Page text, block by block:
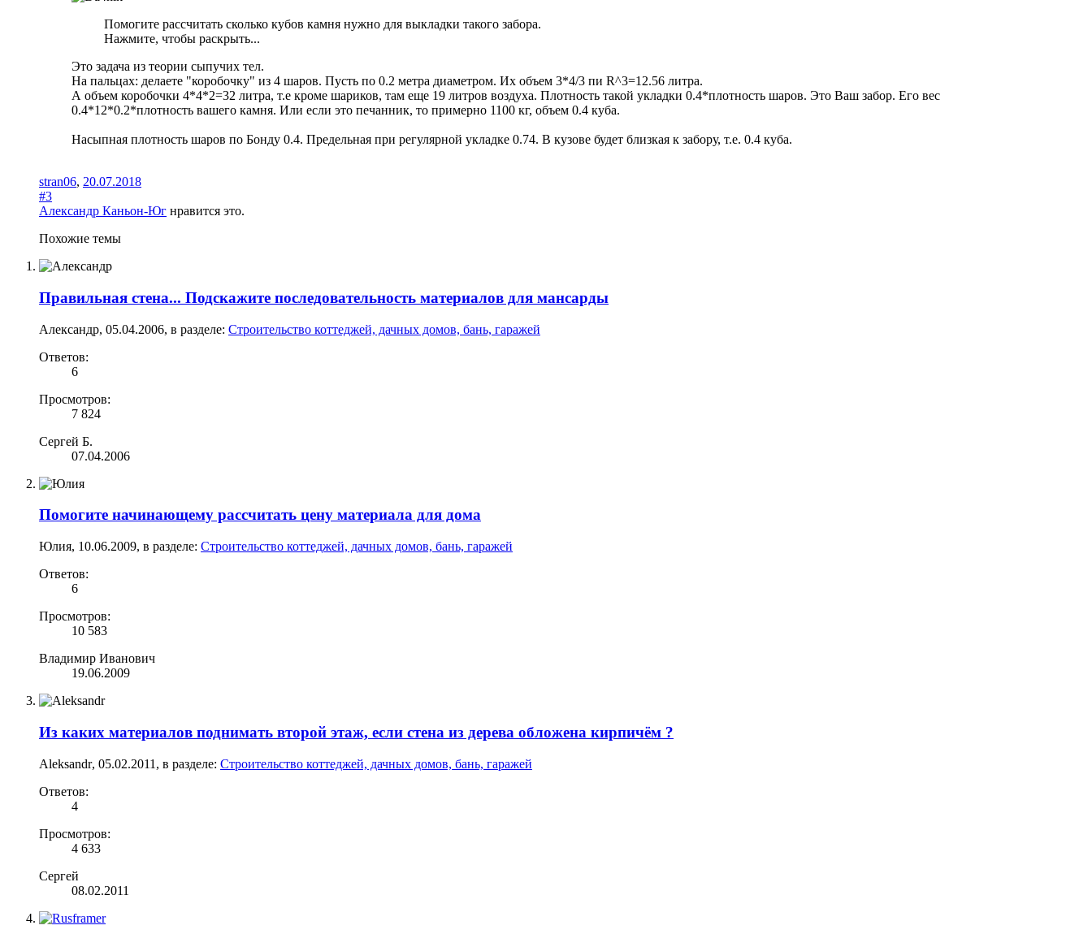
Помогите рассчитать сколько кубов камня нужно для выкладки такого забора.
Нажмите, чтобы раскрыть...
Это задача из теории сыпучих тел.
На пальцах: делаете "коробочку" из 4 шаров. Пусть по 0.2 метра диаметром. Их объем 3*4/3 пи R^3=12.56 литра.
А объем коробочки 4*4*2=32 литра, т.е кроме шариков, там еще 19 литров воздуха. Плотность такой укладки 0.4*плотность шаров. Это Ваш забор. Его вес
0.4*12*0.2*плотность вашего камня. Или если это печанник, то примерно 1100 кг, объем 0.4 куба.
Насыпная плотность шаров по Бонду 0.4. Предельная при регулярной укладке 0.74. В кузове будет близкая к забору, т.е. 0.4 куба.
stran06, 20.07.2018
#3
Александр Каньон-Юг нравится это.
Похожие темы
Правильная стена... Подскажите последовательность материалов для мансарды
Александр, 05.04.2006, в разделе: Строительство коттеджей, дачных домов, бань, гаражей
Ответов:
6
Просмотров:
7 824
Сергей Б.
07.04.2006
Помогите начинающему рассчитать цену материала для дома
Юлия, 10.06.2009, в разделе: Строительство коттеджей, дачных домов, бань, гаражей
Ответов:
6
Просмотров:
10 583
Владимир Иванович
19.06.2009
Из каких материалов поднимать второй этаж, если стена из дерева обложена кирпичём ?
Aleksandr, 05.02.2011 , в разделе: Строительство коттеджей, дачных домов, бань, гаражей
Ответов:
4
Просмотров:
4 633
Сергей
08.02.2011